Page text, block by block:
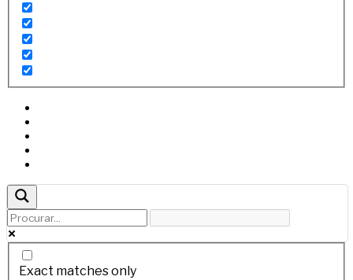
Exact matches only